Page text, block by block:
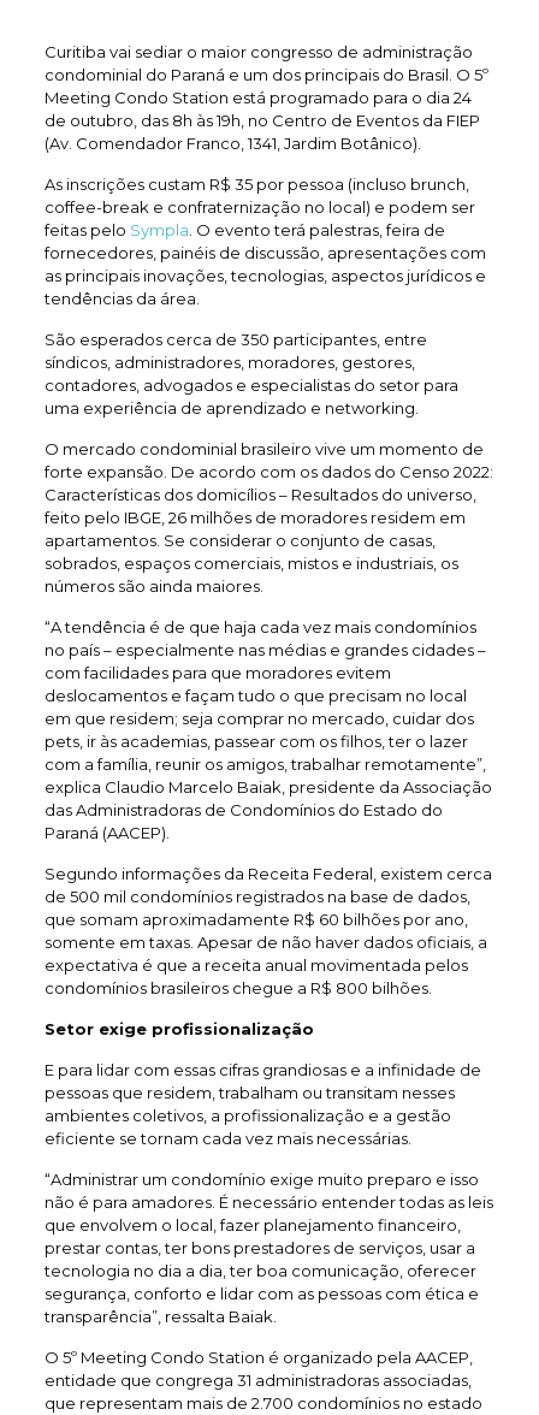
Curitiba vai sediar o maior congresso de administração
condominial do Paraná e um dos principais do Brasil. O 5º
Meeting Condo Station está programado para o dia 24
de outubro, das 8h às 19h, no Centro de Eventos da FIEP
(Av. Comendador Franco, 1341, Jardim Botânico).
As inscrições custam R$ 35 por pessoa (incluso brunch,
coffee-break e confraternização no local) e podem ser
feitas pelo Sympla . O evento terá palestras, feira de
fornecedores, painéis de discussão, apresentações com
as principais inovações, tecnologias, aspectos jurídicos e
tendências da área.
São esperados cerca de 350 participantes, entre
síndicos, administradores, moradores, gestores,
contadores, advogados e especialistas do setor para
uma experiência de aprendizado e networking.
O mercado condominial brasileiro vive um momento de
forte expansão. De acordo com os dados do Censo 2022:
Características dos domicílios – Resultados do universo,
feito pelo IBGE, 26 milhões de moradores residem em
apartamentos. Se considerar o conjunto de casas,
sobrados, espaços comerciais, mistos e industriais, os
números são ainda maiores.
“A tendência é de que haja cada vez mais condomínios
no país – especialmente nas médias e grandes cidades –
com facilidades para que moradores evitem
deslocamentos e façam tudo o que precisam no local
em que residem; seja comprar no mercado, cuidar dos
pets, ir às academias, passear com os filhos, ter o lazer
com a família, reunir os amigos, trabalhar remotamente”,
explica Claudio Marcelo Baiak, presidente da Associação
das Administradoras de Condomínios do Estado do
Paraná (AACEP).
Segundo informações da Receita Federal, existem cerca
de 500 mil condomínios registrados na base de dados,
que somam aproximadamente R$ 60 bilhões por ano,
somente em taxas. Apesar de não haver dados oficiais, a
expectativa é que a receita anual movimentada pelos
condomínios brasileiros chegue a R$ 800 bilhões.
Setor exige profissionalização
E para lidar com essas cifras grandiosas e a infinidade de
pessoas que residem, trabalham ou transitam nesses
ambientes coletivos, a profissionalização e a gestão
eficiente se tornam cada vez mais necessárias.
“Administrar um condomínio exige muito preparo e isso
não é para amadores. É necessário entender todas as leis
que envolvem o local, fazer planejamento financeiro,
prestar contas, ter bons prestadores de serviços, usar a
tecnologia no dia a dia, ter boa comunicação, oferecer
segurança, conforto e lidar com as pessoas com ética e
transparência”, ressalta Baiak.
O 5º Meeting Condo Station é organizado pela AACEP,
entidade que congrega 31 administradoras associadas,
que representam mais de 2.700 condomínios no estado